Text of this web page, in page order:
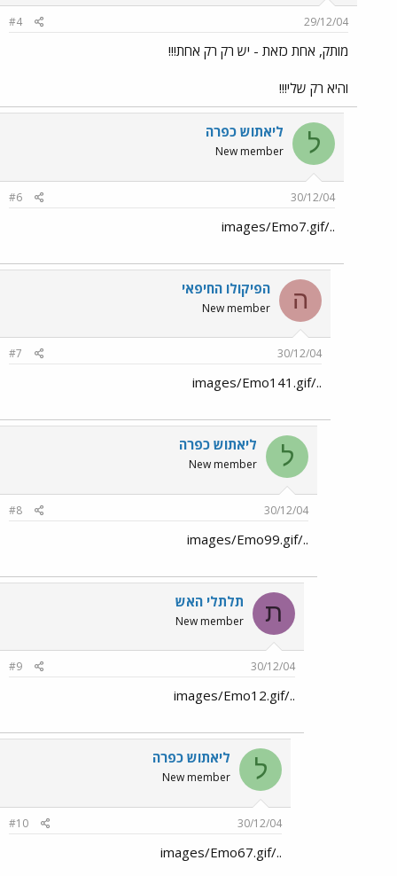
29/12/04
#4
מותק, אחת כזאת - יש רק רק אחת!!!
והיא רק שלי!!!
ל ליאתוש כפרה
New member
30/12/04
#6
../images/Emo7.gif
ה הפיקולו החיפאי
New member
30/12/04
#7
../images/Emo141.gif
ל ליאתוש כפרה
New member
30/12/04
#8
../images/Emo99.gif
ת תלתלי האש
New member
30/12/04
#9
../images/Emo12.gif
ל ליאתוש כפרה
New member
30/12/04
#10
../images/Emo67.gif